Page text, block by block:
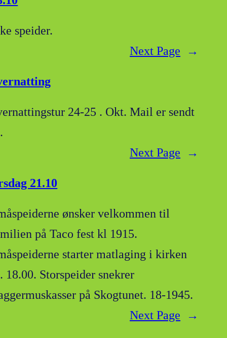
speider.
Next Page
→
24-25 . Okt. Mail er sendt
Next Page
→
21.10
ønsker velkommen til
på Taco fest kl 1915.
starter matlaging i kirken
18.00. Storspeider snekrer
på Skogtunet. 18-1945.
Next Page
→